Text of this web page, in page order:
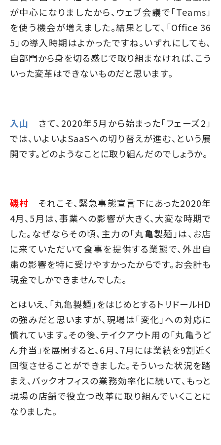
が中心になりましたから、ウェブ会議で「Teams」
を使う機会が増えました。結果として、「Office 36
5」の導入時期はよかったですね。いずれにしても、
自部門から身を切る感じで取り組まなければ、こう
いった変革はできないものだと思います。
入山
さて、2020年5月から始まった「フェーズ2」
では、いよいよSaaSへの切り替えが進む、という展
開です。どのようなことに取り組んだのでしょうか。
磯村
それこそ、緊急事態宣言下にあった2020年
4月、5月は、事業への影響が大きく、大変な時期で
した。なぜならその頃、主力の「丸亀製麺」は、お店
に来ていただいて食事を提供する業態で、外出自
粛の影響を特に受けやすかったからです。お会計も
現金でしかできませんでした。
とはいえ、「丸亀製麺」をはじめとするトリドールHD
の強みだと思いますが、現場は「変化」への対応に
慣れています。その後、テイクアウト用の「丸亀うど
ん弁当」を展開すると、6月、7月には業績を9割近く
回復させることができました。そういった状況を踏
まえ、バックオフィスの業務効率化に続いて、もっと
現場の店舗で役立つ改革に取り組んでいくことに
なりました。